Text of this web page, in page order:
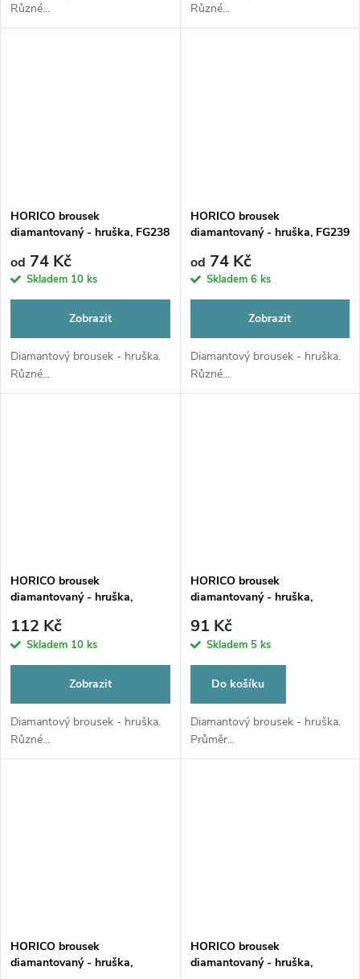
Různé...
Různé...
HORICO brousek
diamantovaný - hruška, FG238
od 74 Kč
Skladem 10 ks
Zobrazit
Diamantový brousek - hruška.
Různé...
HORICO brousek
diamantovaný - hruška, FG239
od 74 Kč
Skladem 6 ks
Zobrazit
Diamantový brousek - hruška.
Různé...
HORICO brousek
diamantovaný - hruška,
112 Kč
Skladem 10 ks
Zobrazit
Diamantový brousek - hruška.
Různé...
HORICO brousek
diamantovaný - hruška,
91 Kč
Skladem 5 ks
Do košíku
Diamantový brousek - hruška.
Průměr...
HORICO brousek
diamantovaný - hruška,
HORICO brousek
diamantovaný - hruška,